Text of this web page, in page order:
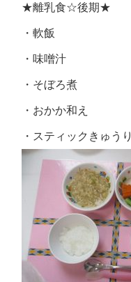
★離乳食☆後期★
・軟飯
・味噌汁
・そぼろ煮
・おかか和え
・スティックきゅうり